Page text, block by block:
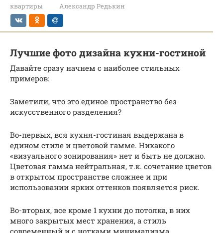
квартиры
Александр Редькин
Лучшие фото дизайна кухни-гостиной
Давайте сразу начнем с наиболее стильных
примеров:
Заметили, что это единое пространство без
искусственного разделения?
Во-первых, вся кухня-гостиная выдержана в
едином стиле и цветовой гамме. Никакого
«визуального зонирования» нет и быть не должно.
Цветовая гамма нейтральная, т.к. сочетание цветов
в открытом пространстве сложнее и при
использовании ярких оттенков появляется риск.
Во-вторых, все кроме 1 кухни до потолка, в них
много закрытых мест хранения, а стиль
современный и с нотками минимализма.